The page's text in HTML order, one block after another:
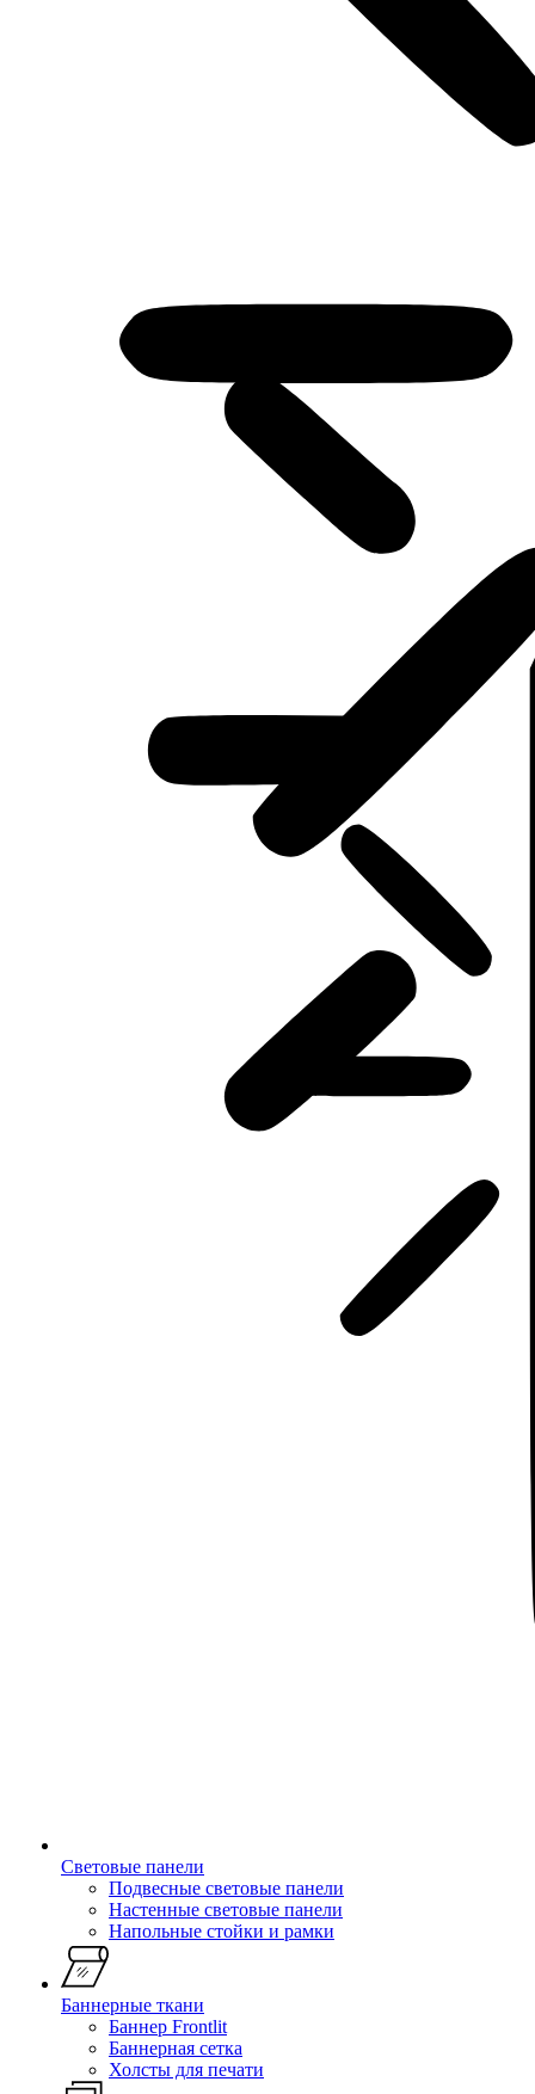
Световые панели
Подвесные световые панели
Настенные световые панели
Напольные стойки и рамки
Баннерные ткани
Баннер Frontlit
Баннерная сетка
Холсты для печати